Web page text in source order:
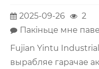
2025-09-26
2
Пакіньце мне
Fujian Yintu Industrial
вырабляе гарачае